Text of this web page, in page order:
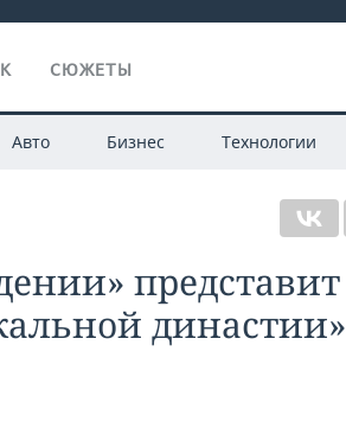
СЮЖЕТЫ
Авто Бизнес Технологии
представит
династии»